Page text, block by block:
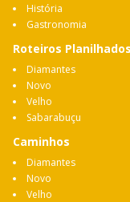
História
Gastronomia
Roteiros Planilhados
Diamantes
Novo
Velho
Sabarabuçu
Caminhos
Diamantes
Novo
Velho